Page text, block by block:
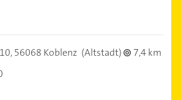
56068 Koblenz (Altstadt)
7,4 km